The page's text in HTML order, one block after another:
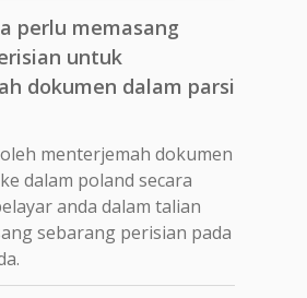
perlu memasang
untuk
dokumen dalam parsi
menterjemah dokumen
dalam poland secara
anda dalam talian
sebarang perisian pada